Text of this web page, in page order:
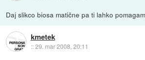
Daj slikco biosa matične pa ti lahko
kmetek
::29. mar 2008, 20:11